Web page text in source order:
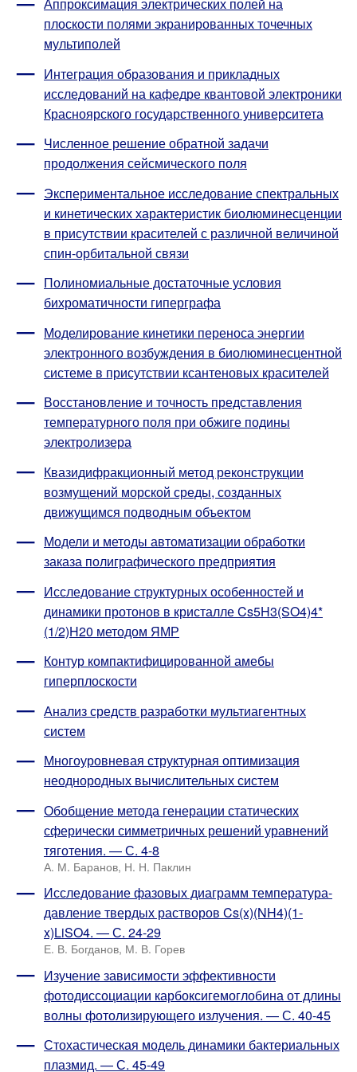
Аппроксимация электрических полей на
плоскости полями экранированных точечных
мультиполей
Интеграция образования и прикладных
исследований на кафедре квантовой электроники
Красноярского государственного университета
Численное решение обратной задачи
продолжения сейсмического поля
Экспериментальное исследование спектральных
и кинетических характеристик биолюминесценции
в присутствии красителей с различной величиной
спин-орбитальной связи
Полиномиальные достаточные условия
бихроматичности гиперграфа
Моделирование кинетики переноса энергии
электронного возбуждения в биолюминесцентной
системе в присутствии ксантеновых красителей
Восстановление и точность представления
температурного поля при обжиге подины
электролизера
Квазидифракционный метод реконструкции
возмущений морской среды, созданных
движущимся подводным объектом
Модели и методы автоматизации обработки
заказа полиграфического предприятия
Исследование структурных особенностей и
динамики протонов в кристалле Cs5H3(SO4)4*
(1/2)H20 методом ЯМР
Контур компактифицированной амебы
гиперплоскости
Анализ средств разработки мультиагентных
систем
Многоуровневая структурная оптимизация
неоднородных вычислительных систем
Обобщение метода генерации статических
сферически симметричных решений уравнений
тяготения. — С. 4-8
А. М. Баранов, Н. Н. Паклин
Исследование фазовых диаграмм температура-
давление твердых растворов Cs(x)(NH4)(1-
x)LiSO4. — С. 24-29
Е. В. Богданов, М. В. Горев
Изучение зависимости эффективности
фотодиссоциации карбоксигемоглобина от длины
волны фотолизирующего излучения. — С. 40-45
Стохастическая модель динамики бактериальных
плазмид. — С. 45-49